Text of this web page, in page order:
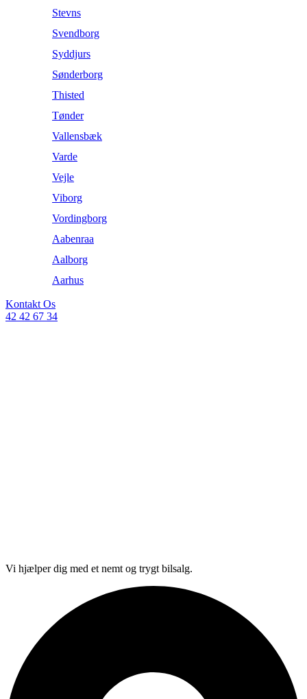
Stevns
Svendborg
Syddjurs
Sønderborg
Thisted
Tønder
Vallensbæk
Varde
Vejle
Viborg
Vordingborg
Aabenraa
Aalborg
Aarhus
Kontakt Os
42 42 67 34
Vi hjælper dig med et nemt og trygt bilsalg.